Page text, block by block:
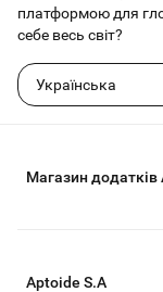
платформою для
себе весь світ?
Українська
Магазин додатків
Aptoide S.A